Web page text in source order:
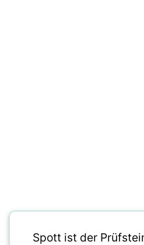
Spott ist der